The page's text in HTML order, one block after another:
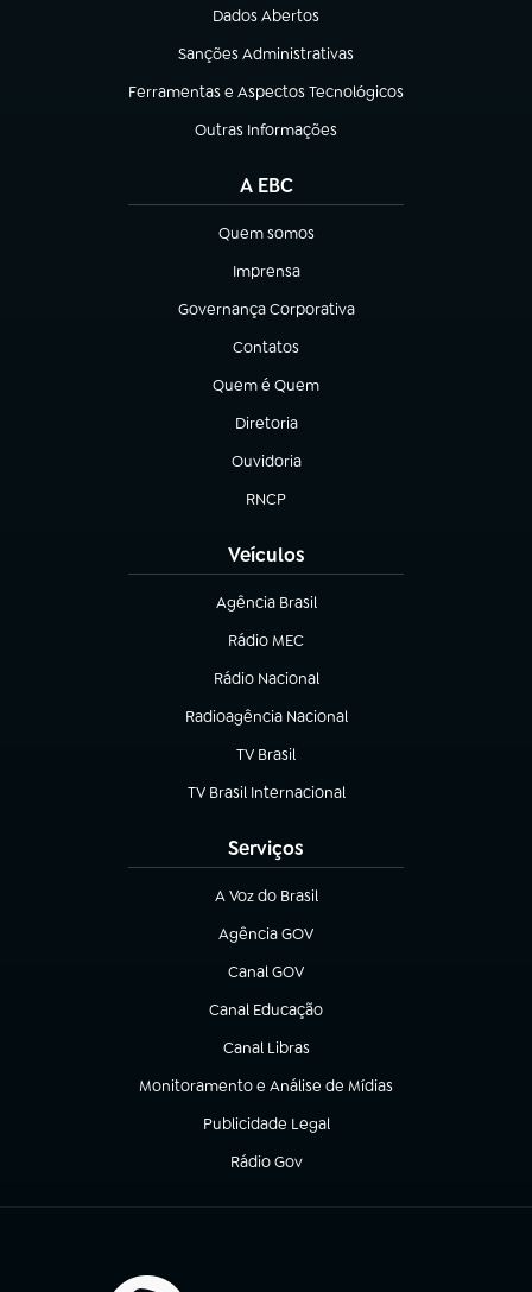
Dados Abertos
(abre em nova aba)
Sanções Administrativas
(abre em nova aba)
Ferramentas e Aspectos Tecnológicos
(abre em nova aba)
Outras Informações
(abre em nova aba)
A EBC
Quem somos
(abre em nova aba)
Imprensa
(abre em nova aba)
Governança Corporativa
(abre em nova aba)
Contatos
(abre em nova aba)
Quem é Quem
(abre em nova aba)
Diretoria
(abre em nova aba)
Ouvidoria
(abre em nova aba)
RNCP
(abre em nova aba)
Veículos
Agência Brasil
(abre em nova aba)
Rádio MEC
(abre em nova aba)
Rádio Nacional
Radioagência Nacional
(abre em nova aba)
TV Brasil
(abre em nova aba)
TV Brasil Internacional
(abre em nova aba)
Serviços
A Voz do Brasil
(abre em nova aba)
Agência GOV
(abre em nova aba)
Canal GOV
(abre em nova aba)
Canal Educação
(abre em nova aba)
Canal Libras
(abre em nova aba)
Monitoramento e Análise de Mídias
(abre em nova aba)
Publicidade Legal
(abre em nova aba)
Rádio Gov
(abre em nova aba)